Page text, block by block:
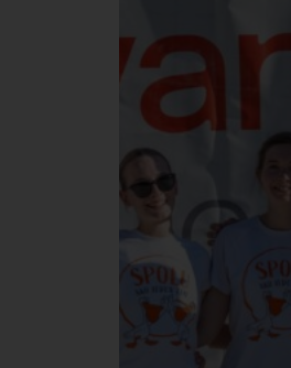
cestujúcich.
naším
oslovovali ľudí,
cestovali za
dovolenkou a
sme im
kolesom šťastia
tak rôzne ceny
merch či rôzne